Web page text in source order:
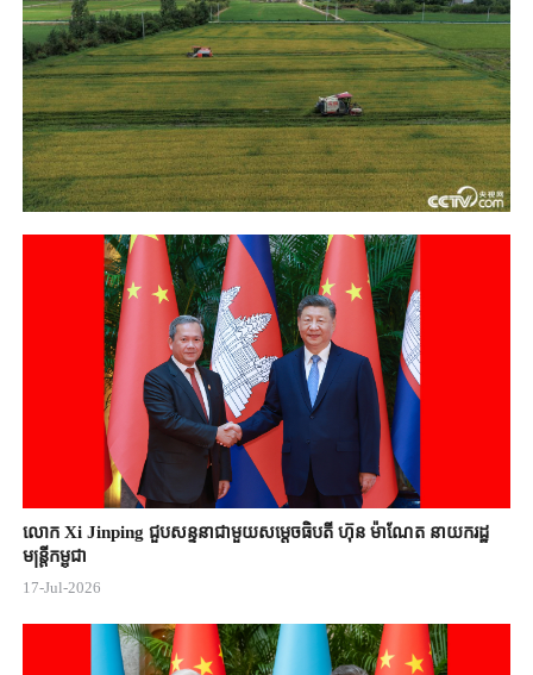
លោក Xi Jinping ជួបសន្ទនាជាមួយសម្តេចធិបតី ហ៊ុន ម៉ាណែត នាយករដ្ឋ
មន្ត្រីកម្ពុជា
17-Jul-2026